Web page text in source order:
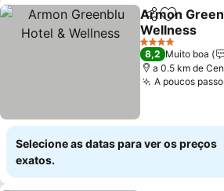
Partilhar
Armon
Wellness
Ver preços
4 Estrelas
8,2 Muito boa
a 0.5 km de
A poucos
Selecione as datas para ver os preços
exatos.